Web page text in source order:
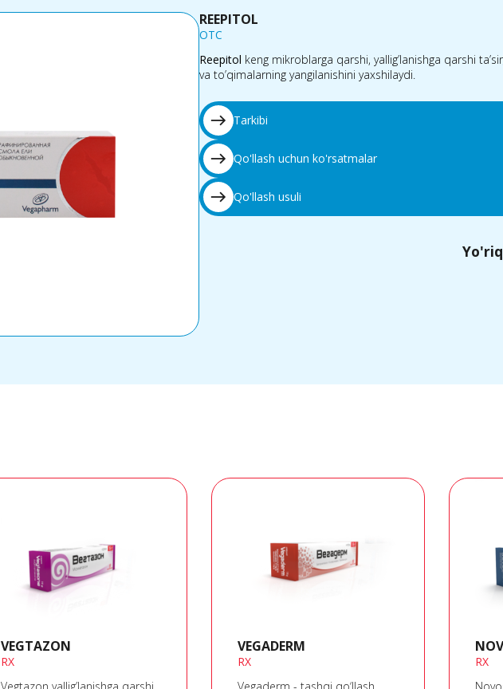
REEPITOL
OTC
Reepitol keng mikroblarga qarshi, yallig’lanishga qarshi
va to’qimalarning yangilanishini yaxshilaydi.
east Tarkibi
east Qo'llash uchun ko'rsatmalar
east Qo'llash usuli
VEGTAZON
RX
VEGADERM
RX
RX